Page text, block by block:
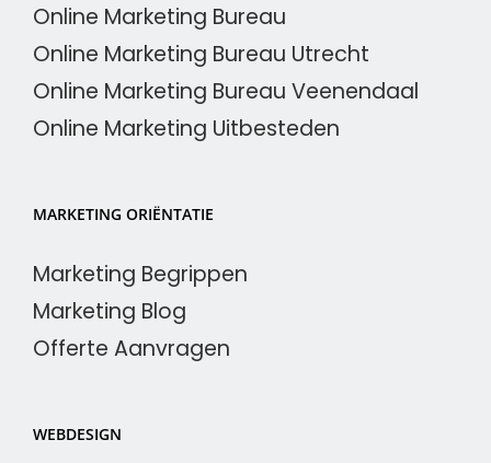
Online Marketing Bureau
Online Marketing Bureau Utrecht
Online Marketing Bureau Veenendaal
Online Marketing Uitbesteden
MARKETING ORIËNTATIE
Marketing Begrippen
Marketing Blog
Offerte Aanvragen
WEBDESIGN